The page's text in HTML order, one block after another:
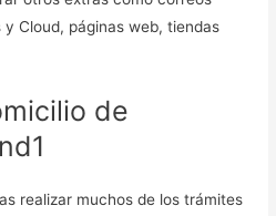
Cloud, páginas web, tiendas
de
realizar muchos de los trámites